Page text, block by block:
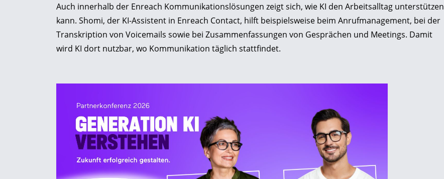
Auch innerhalb der Enreach Kommunikationslösungen zeigt sich, wie KI den Arbeitsalltag unterstützen
kann. Shomi, der KI-Assistent in Enreach Contact, hilft beispielsweise beim Anrufmanagement, bei der
Transkription von Voicemails sowie bei Zusammenfassungen von Gesprächen und Meetings. Damit
wird KI dort nutzbar, wo Kommunikation täglich stattfindet.